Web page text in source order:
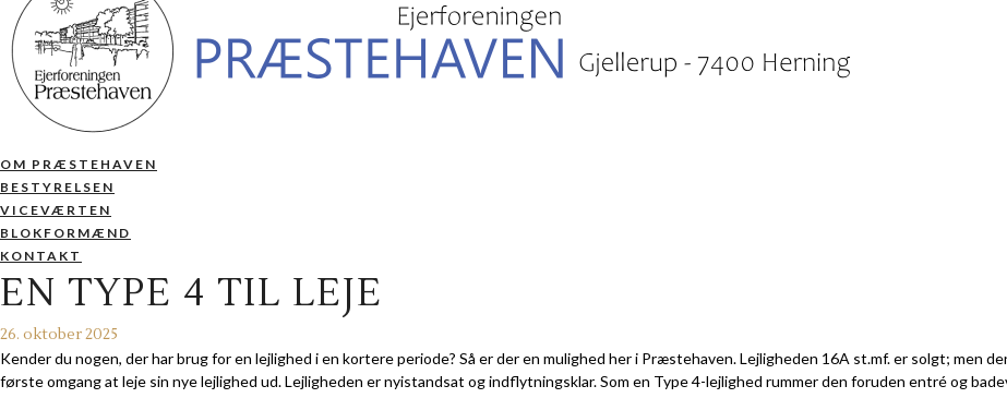
OM PRÆSTEHAVEN
BESTYRELSEN
VICEVÆRTEN
BLOKFORMÆND
KONTAKT
EN TYPE 4 TIL LEJE
26. oktober 2025
Kender du nogen, der har brug for en lejlighed i en kortere periode? Så er der en mulighed her i Præstehaven. Lejligheden 16A st.mf. er solgt; men
første omgang at leje sin nye lejlighed ud. Lejligheden er nyistandsat og indflytningsklar. Som en Type 4-lejlighed rummer den foruden entré og